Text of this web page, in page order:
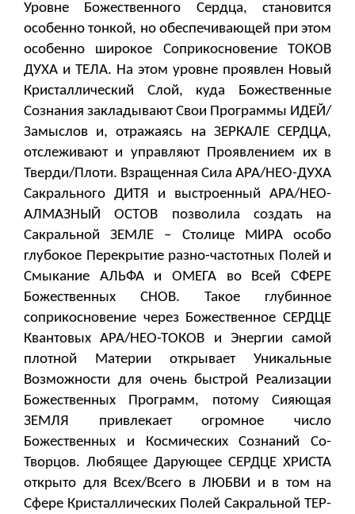
Уровне Божественного Сердца, становится
особенно тонкой, но обеспечивающей при этом
особенно широкое Соприкосновение ТОКОВ
ДУХА и ТЕЛА. На этом уровне проявлен Новый
Кристаллический Слой, куда Божественные
Сознания закладывают Свои Программы ИДЕЙ/
Замыслов и, отражаясь на ЗЕРКАЛЕ СЕРДЦА,
отслеживают и управляют Проявлением их в
Тверди/Плоти. Взращенная Сила АРА/НЕО-ДУХА
Сакрального ДИТЯ и выстроенный АРА/НЕО-
АЛМАЗНЫЙ ОСТОВ позволила создать на
Сакральной ЗЕМЛЕ – Столице МИРА особо
глубокое Перекрытие разно-частотных Полей и
Смыкание АЛЬФА и ОМЕГА во Всей СФЕРЕ
Божественных СНОВ. Такое глубинное
соприкосновение через Божественное СЕРДЦЕ
Квантовых АРА/НЕО-ТОКОВ и Энергии самой
плотной Материи открывает Уникальные
Возможности для очень быстрой Реализации
Божественных Программ, потому Сияющая
ЗЕМЛЯ привлекает огромное число
Божественных и Космических Сознаний Со-
Творцов. Любящее Дарующее СЕРДЦЕ ХРИСТА
открыто для Всех/Всего в ЛЮБВИ и в том на
Сфере Кристаллических Полей Сакральной ТЕР-